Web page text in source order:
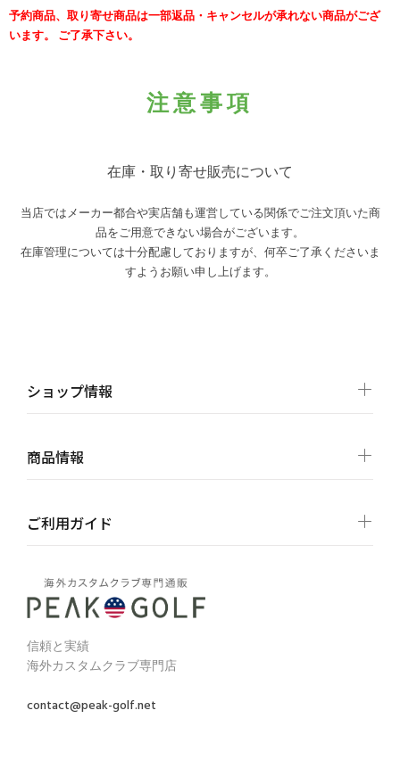
予約商品、取り寄せ商品は一部返品・キャンセルが承れない商品がござ
います。 ご了承下さい。
注意事項
在庫・取り寄せ販売について
当店ではメーカー都合や実店舗も運営している関係でご注文頂いた商
品をご用意できない場合がございます。
在庫管理については十分配慮しておりますが、何卒ご了承くださいま
すようお願い申し上げます。
ショップ情報
商品情報
ご利用ガイド
信頼と実績
海外カスタムクラブ専門店
contact@peak-golf.net